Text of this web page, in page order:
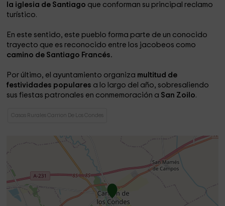
la iglesia de Santiago que conforman su principal reclamo
turístico.
En este sentido, este pueblo forma parte de un conocido
trayecto que es reconocido entre los jacobeos como
camino de Santiago Francés.
Por último, el ayuntamiento organiza multitud de
festividades populares a lo largo del año, sobresaliendo
sus fiestas patronales en conmemoración a San Zoilo.
Casas Rurales Carrion De Los Condes